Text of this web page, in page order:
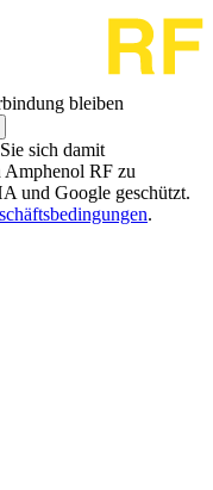
bleiben
sich damit
Amphenol RF zu
und Google geschützt.
.